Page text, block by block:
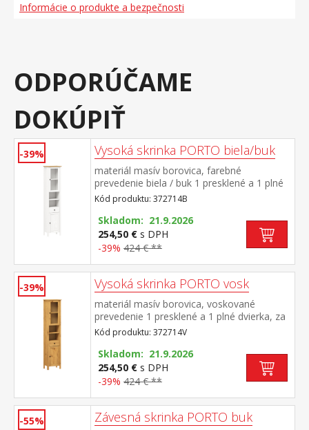
Informácie o produkte a bezpečnosti
ODPORÚČAME
DOKÚPIŤ
-39% Vysoká skrinka PORTO biela/buk
materiál masív borovica, farebné
prevedenie biela / buk 1 presklené a 1 plné
dvierka, za každými 1 polica 2 niky, 1
zásuvka s kovovými pojazdmi maximálne
nosnosti uvedené v návode na
montáž súčasť zostavy PORTO biela/buk
Kód produktu: 372714B
Skladom: 21.9.2026
254,50 € s DPH
-39% 424 € **
-39% Vysoká skrinka PORTO vosk
materiál masív borovica, voskované
prevedenie 1 presklené a 1 plné dvierka, za
každými 1 polica 2 niky, 1 zásuvka s
kovovými pojazdmi maximálne nosnosti
uvedené v návode na montáž súčasť
zostavy PORTO vosk
Kód produktu: 372714V
Skladom: 21.9.2026
254,50 € s DPH
-39% 424 € **
-55% Závesná skrinka PORTO buk